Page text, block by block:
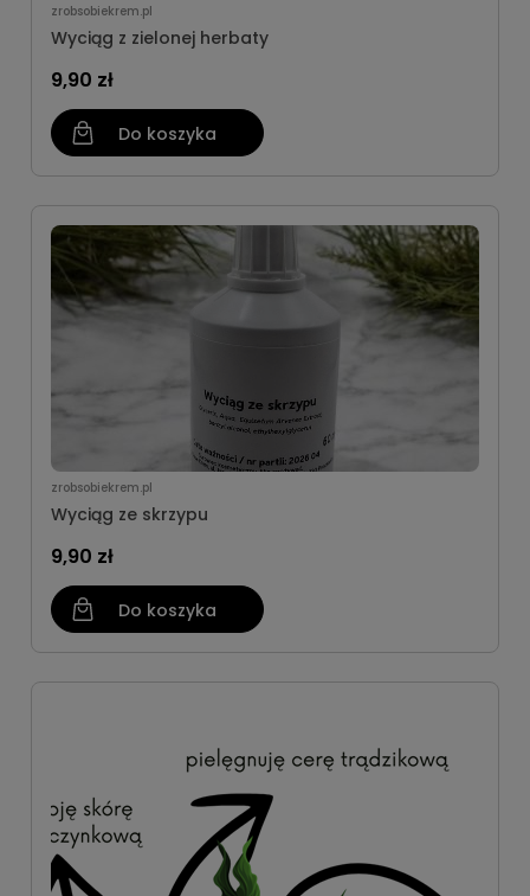
zrobsobiekrem.pl
Wyciąg z zielonej herbaty
9,90 zł
Do koszyka
zrobsobiekrem.pl
Wyciąg ze skrzypu
9,90 zł
Do koszyka